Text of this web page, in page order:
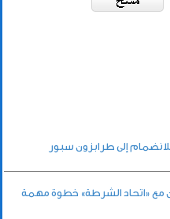
إلى طرابزون سبور
مع «اتحاد الشرطة» خطوة مهمة